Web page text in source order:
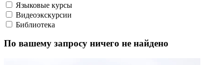
Языковые курсы
Видеоэкскурсии
Библиотека
По вашему запросу ничего не найдено